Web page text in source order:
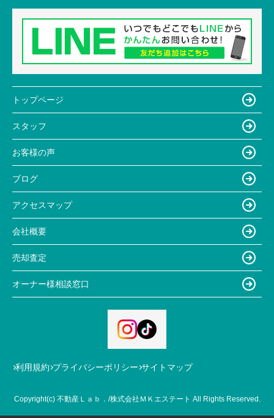
トップページ
スタッフ
お客様の声
ブログ
アクセスマップ
会社概要
売却査定
オーナー様相談窓口
利用規約 プライバシーポリシー サイトマップ
Copyright(c) 不動産Ｌａｂ．/株式会社ＭＫエステート All Rights Reserved.